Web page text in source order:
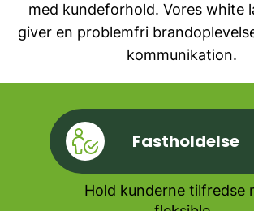
med kundeforhold. Vores white
giver en problemfri
kommunikation.
Fastholdelse
Hold kunderne tilfredse